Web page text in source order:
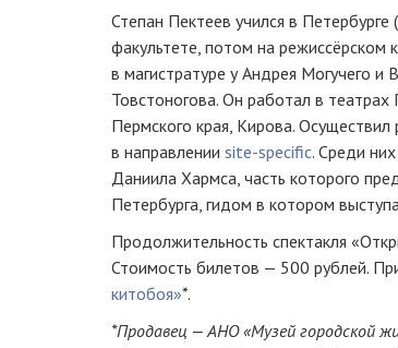
Степан Пектеев учился в
факультете, потом на режиссёрском
в магистратуре у Андрея Могучего и
Товстоногова. Он работал в
Пермского края, Кирова.
в направлении site-specific. Среди
Даниила Хармса, часть которого
Петербурга, гидом в котором
Продолжительность спектакля
Стоимость билетов — 500 рублей.
китобоя»*.
*Продавец — АНО «Музей городской